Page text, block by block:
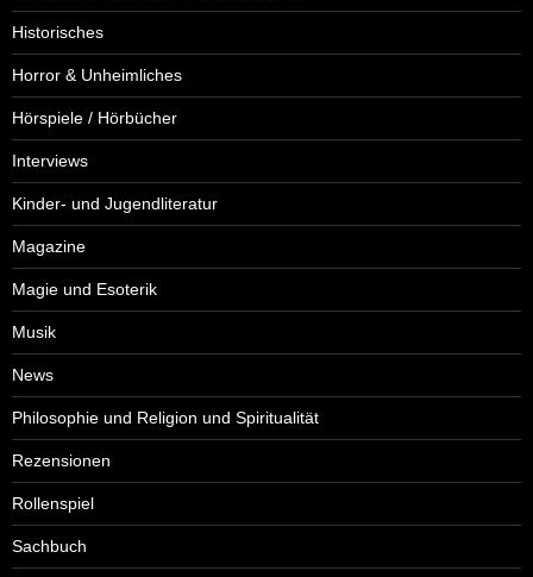
Historisches
Horror & Unheimliches
Hörspiele / Hörbücher
Interviews
Kinder- und Jugendliteratur
Magazine
Magie und Esoterik
Musik
News
Philosophie und Religion und Spiritualität
Rezensionen
Rollenspiel
Sachbuch